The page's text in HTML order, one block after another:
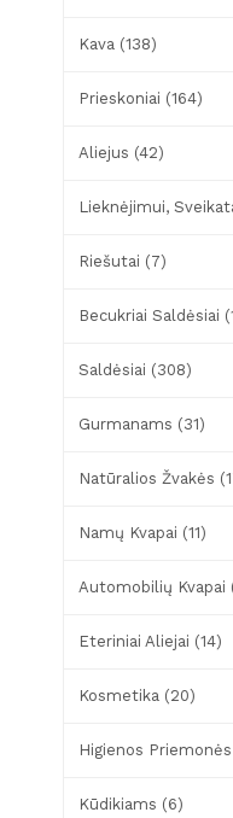
Kava (138)
Prieskoniai (164)
Aliejus (42)
Lieknėjimui,
Riešutai (7)
Becukriai Saldėsiai
Saldėsiai (308)
Gurmanams (31)
Natūralios Žvakės
Namų Kvapai (11)
Automobilių Kvapai
Eteriniai Aliejai (14)
Kosmetika (20)
Higienos
Kūdikiams (6)